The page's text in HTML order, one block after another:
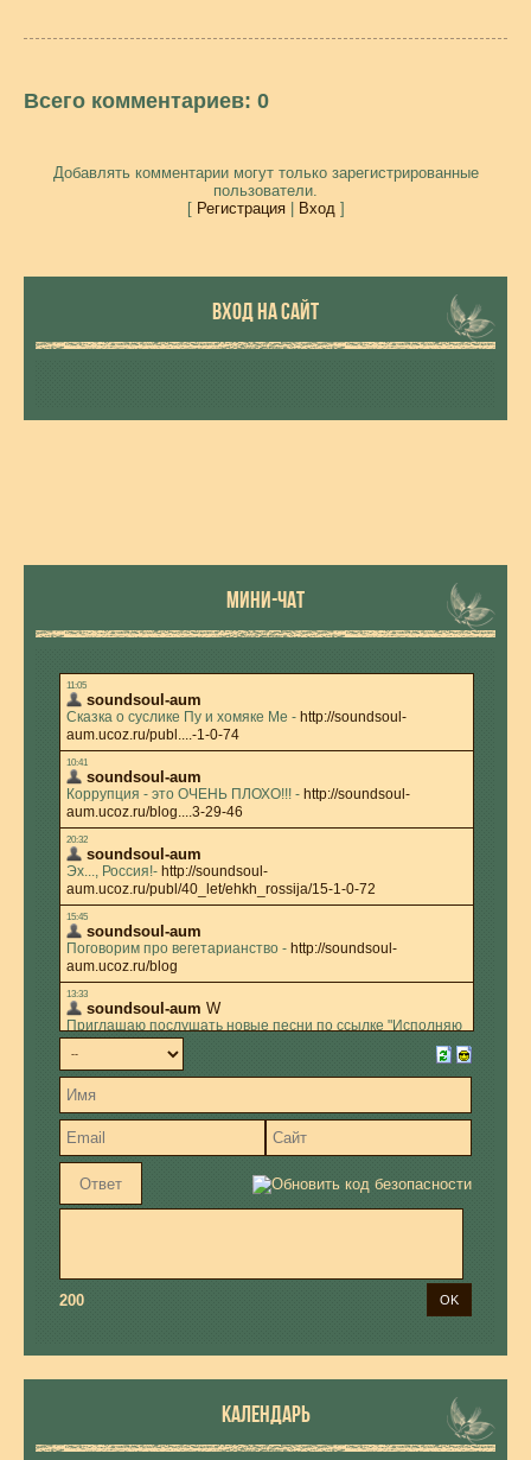
Всего комментариев: 0
Добавлять комментарии могут только зарегистрированные
пользователи.
[ Регистрация| Вход]
ВХОД НА САЙТ
МИНИ-ЧАТ
200
КАЛЕНДАРЬ